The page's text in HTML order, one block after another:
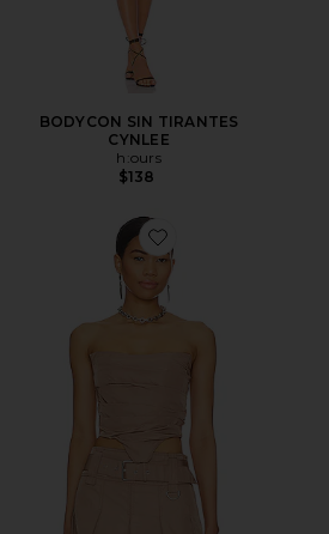
BODYCON SIN TIRANTES
CYNLEE
h:ours
$138
Favorite Ariella Corset Top